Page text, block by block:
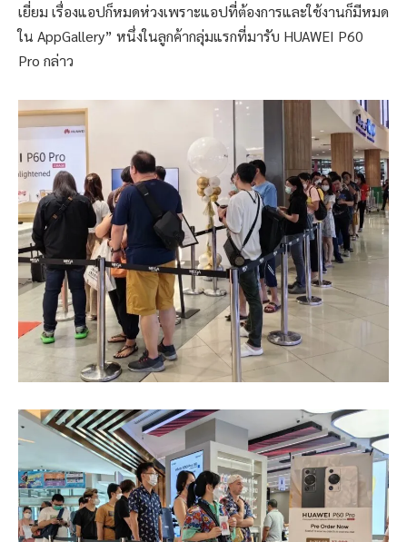
เยี่ยม เรื่องแอปก็หมดห่วงเพราะแอปที่ต้องการและใช้งานก็มีหมด
ใน AppGallery” หนึ่งในลูกค้ากลุ่มแรกที่มารับ HUAWEI P60
Pro กล่าว